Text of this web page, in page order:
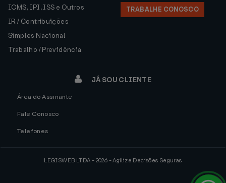
ICMS, IPI, ISS e Outros
IR / Contribuições
Simples Nacional
Trabalho / Previdência
TRABALHE CONOSCO
JÁ SOU CLIENTE
Área do Assinante
Fale Conosco
Telefones
LEGISWEB LTDA - 2026 - Agilize Decisões Seguras